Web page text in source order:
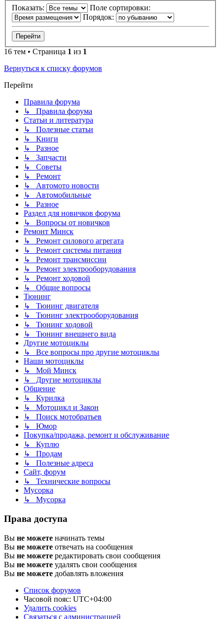
Показать:
Поле сортировки:
Порядок:
16 тем • Страница 1 из 1
Вернуться к списку форумов
Перейти
Правила форума
↳ Правила форума
Статьи и литература
↳ Полезные статьи
↳ Книги
↳ Разное
↳ Запчасти
↳ Советы
↳ Ремонт
↳ Автомото новости
↳ Автомобильные
↳ Разное
Раздел для новичков форума
↳ Вопросы от новичков
Ремонт Минск
↳ Ремонт силового агрегата
↳ Ремонт системы питания
↳ Ремонт трансмиссии
↳ Ремонт электрооборудования
↳ Ремонт ходовой
↳ Общие вопросы
Тюнинг
↳ Тюнинг двигателя
↳ Тюнинг электрооборудования
↳ Тюнинг ходовой
↳ Тюнинг внешнего вида
Другие мотоциклы
↳ Все вопросы про другие мотоциклы
Наши мотоциклы
↳ Мой Минск
↳ Другие мотоциклы
Общение
↳ Курилка
↳ Мотоцикл и Закон
↳ Поиск мотобратьев
↳ Юмор
Покупка/продажа, ремонт и обслуживание
↳ Куплю
↳ Продам
↳ Полезные адреса
Сайт, форум
↳ Технические вопросы
Мусорка
↳ Мусорка
Права доступа
Вы не можете начинать темы
Вы не можете отвечать на сообщения
Вы не можете редактировать свои сообщения
Вы не можете удалять свои сообщения
Вы не можете добавлять вложения
Список форумов
Часовой пояс: UTC+04:00
Удалить cookies
Связаться с администрацией